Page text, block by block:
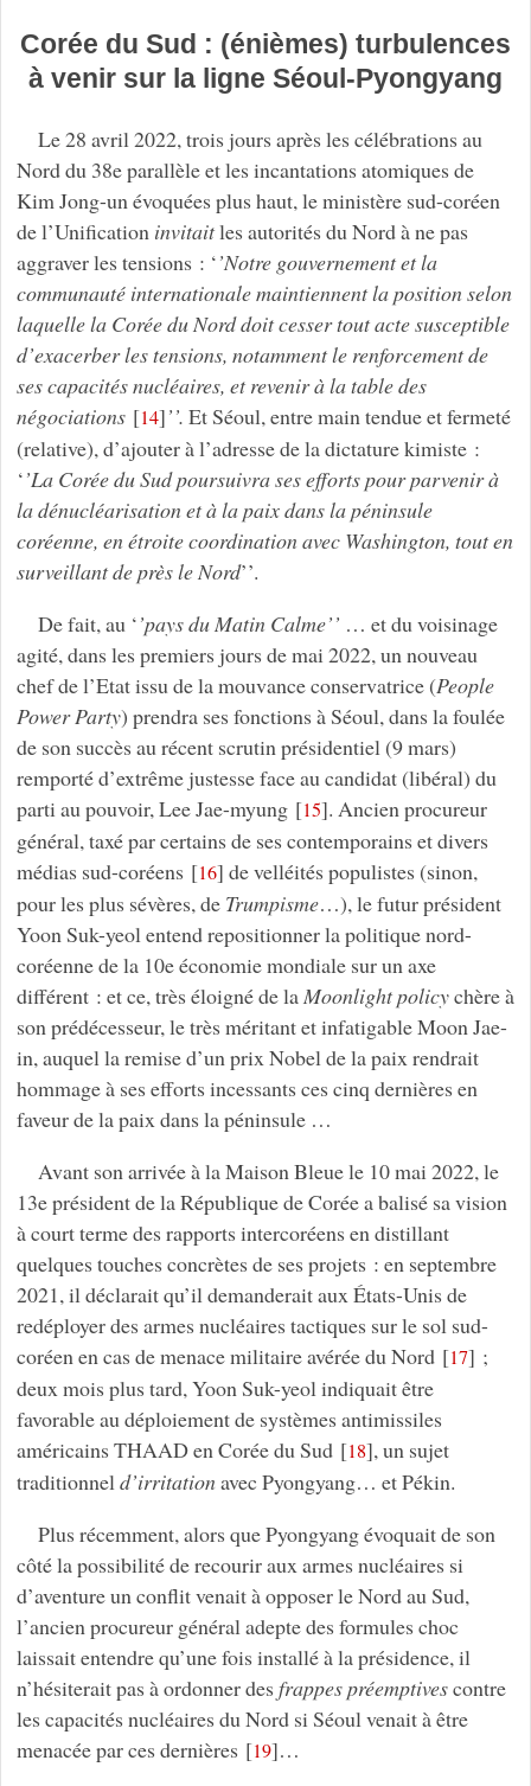
Corée du Sud : (énièmes) turbulences
à venir sur la ligne Séoul-Pyongyang
Le 28 avril 2022, trois jours après les célébrations au
Nord du 38e parallèle et les incantations atomiques de
Kim Jong-un évoquées plus haut, le ministère sud-coréen
de l’Unification invitaitles autorités du Nord à ne pas
aggraver les tensions : ‘’Notre gouvernement et la
communauté internationale maintiennent la position selon
laquelle la Corée du Nord doit cesser tout acte susceptible
d’exacerber les tensions, notamment le renforcement de
ses capacités nucléaires, et revenir à la table des
négociations[14]’’. Et Séoul, entre main tendue et fermeté
(relative), d’ajouter à l’adresse de la dictature kimiste :
‘’La Corée du Sud poursuivra ses efforts pour parvenir à
la dénucléarisation et à la paix dans la péninsule
coréenne, en étroite coordination avec Washington, tout en
surveillant de près le Nord’’.
De fait, au ‘’pays du Matin Calme’’ … et du voisinage
agité, dans les premiers jours de mai 2022, un nouveau
chef de l’Etat issu de la mouvance conservatrice (People
Power Party) prendra ses fonctions à Séoul, dans la foulée
de son succès au récent scrutin présidentiel (9 mars)
remporté d’extrême justesse face au candidat (libéral) du
parti au pouvoir, Lee Jae-myung[15]. Ancien procureur
général, taxé par certains de ses contemporains et divers
médias sud-coréens [16] de velléités populistes (sinon,
pour les plus sévères, de Trumpisme…), le futur président
Yoon Suk-yeol entend repositionner la politique nord-
coréenne de la 10e économie mondiale sur un axe
différent : et ce, très éloigné de laMoonlight policychère à
son prédécesseur, le très méritant et infatigable Moon Jae-
in, auquel la remise d’un prix Nobel de la paix rendrait
hommage à ses efforts incessants ces cinq dernières en
faveur de la paix dans la péninsule …
Avant son arrivée à la Maison Bleue le 10 mai 2022, le
13e président de la République de Corée a balisé sa vision
à court terme des rapports intercoréens en distillant
quelques touches concrètes de ses projets : en septembre
2021, il déclarait qu’il demanderait aux États-Unis de
redéployer des armes nucléaires tactiques sur le sol sud-
coréen en cas de menace militaire avérée du Nord[17] ;
deux mois plus tard, Yoon Suk-yeol indiquait être
favorable au déploiement de systèmes antimissiles
américains THAAD en Corée du Sud[18], un sujet
traditionneld’irritationavec Pyongyang… et Pékin.
Plus récemment, alors que Pyongyang évoquait de son
côté la possibilité de recourir aux armes nucléaires si
d’aventure un conflit venait à opposer le Nord au Sud,
l’ancien procureur général adepte des formules choc
laissait entendre qu’une fois installé à la présidence, il
n’hésiterait pas à ordonner des frappes préemptivescontre
les capacités nucléaires du Nord si Séoul venait à être
menacée par ces dernières [19]…